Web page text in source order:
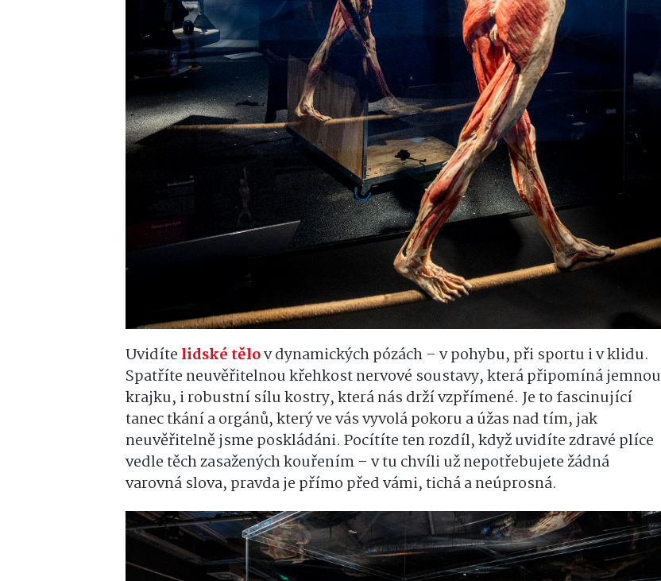
Uvidíte lidské tělov dynamických pózách – v pohybu, při sportu i v klidu.
Spatříte neuvěřitelnou křehkost nervové soustavy, která připomíná jemnou
krajku, i robustní sílu kostry, která nás drží vzpřímené. Je to fascinující
tanec tkání a orgánů, který ve vás vyvolá pokoru a úžas nad tím, jak
neuvěřitelně jsme poskládáni. Pocítíte ten rozdíl, když uvidíte zdravé plíce
vedle těch zasažených kouřením – v tu chvíli už nepotřebujete žádná
varovná slova, pravda je přímo před vámi, tichá a neúprosná.